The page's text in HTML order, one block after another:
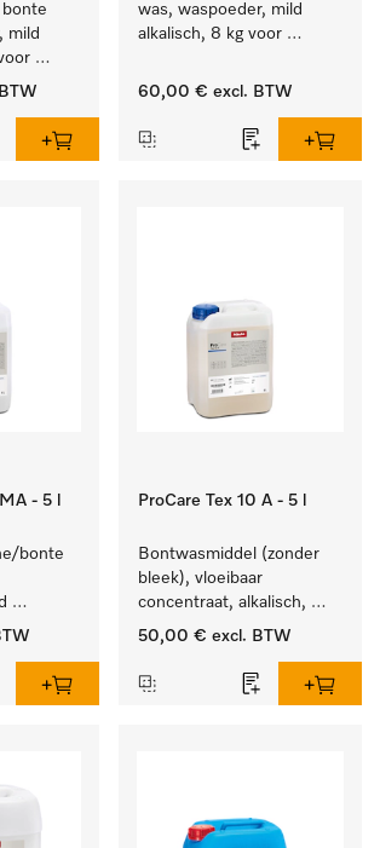
bonte
mild
en
was, waspoeder, mild
alkalisch, 8 kg voor
reiniging van de bonte
60,00 € excl. BTW
- 5 l
bonte
het
ProCare Tex 10 A - 5 l
Bontwasmiddel (zonder
bleek), vloeibaar
concentraat, alkalisch,
5 l voor het reinigen van
kleurechte bonte was.
50,00 € excl. BTW